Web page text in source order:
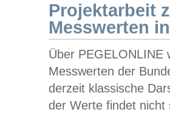
Projektarbeit
Messwerten
Über PEGELONLINE
Messwerten der
derzeit klassische
der Werte findet